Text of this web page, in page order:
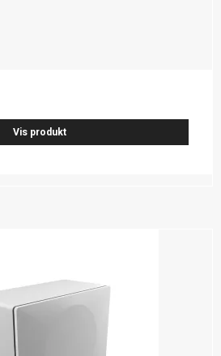
Vis produkt